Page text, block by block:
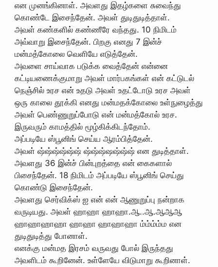
என முனங்கினாள். அவளது இதழ்களை சுவைந்து
கொண்டே இசைந்தேன். அவள் துடிதுடித்தாள்.
அவள் கண்களில் கண்ணீரே வந்தது. 10 நிமிடம்
அவ்வாறு இசைந்தேன். பிறகு எனது 7 இன்ச்
மன்மத்கோலை வெளியே எடுத்தேன்.
அவளை சாய்வாக படுக்க வைத்தேன் என்னை
கட்டியணைக்குமாறு அவள் மார்பகங்கள் என் கட்டுடல்
நெஞ்சில் உரச என் உதடு அவள் உதட்டோடு உரச அவள்
ஒரு காலை தூக்கி எனது மன்மதக்கோலை உள்நுழைத்து
அவள் பெண்ணுறுப்போடு என் மன்மத்கோல் உரச.
இருவரும் காமத்தில் மூழ்கிக்கிடந்தோம்.
அப்படியே ஸ்பூனிங் செய்ய ஆரம்பித்தேன்.
அவள் ஷ்ஷ்ஷ்ஷ்ஷ்ஷ் ஷ்ஷ்ஷ்ஷஷ்ஷ்ஷ் என துடித்தாள்.
அவளது 36 இன்ச் பின்புறத்தை என் கைகளால்
பிசைந்தேன். 18 நிமிடம் அப்படியே ஸ்பூனிங் செய்து
கொண்டு இசைந்தேன்.
அவளது செர்விக்ஸ் ஐ என் என் ஆணுறுப்பு நன்றாக
வருடியது. அவள்‌‌ ஹாஹா ஹாஹா.ஆ..ஆ.ஆ‌ஆ‌ஆ‌
ஹாஹாஹாஹா ஹாஹா ஹாஹாஹா ம்ம்ம்ம்ம என
துடிதுடித்து போனாள்.
எனக்கு மன்மத இரசம் வருவது போல் இருந்தது
அவளிடம் கூறினேன். உள்ளேயே விடுமாறு கூறினாள்.